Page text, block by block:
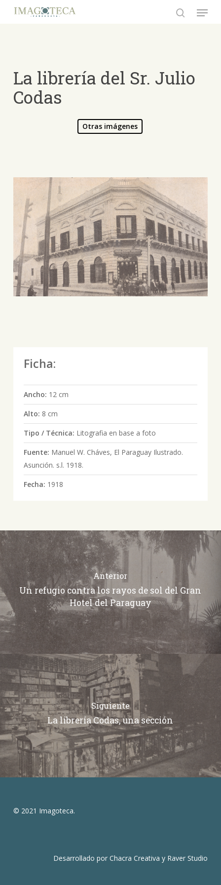
Menu
La librería del Sr. Julio
Codas
Otras imágenes
Ficha:
Ancho: 12 cm
Alto: 8 cm
Tipo / Técnica: Litografia en base a foto
Fuente: Manuel W. Cháves, El Paraguay Ilustrado.
Asunción. s.l. 1918.
Fecha: 1918
Anterior
Un refugio contra los rayos de sol del Gran
Hotel del Paraguay
Siguiente
La librería Codas, una sección
© 2021 Imagoteca.
Desarrollado porChacra Creativa y Raver Studio